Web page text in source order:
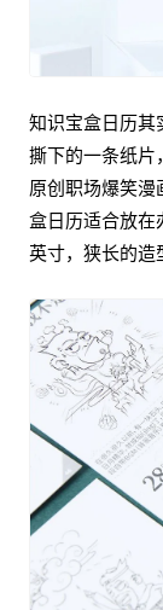
知识宝盒日历其
撕下的一条纸片
原创职场爆笑漫
盒日历适合放在
英寸，狭长的造